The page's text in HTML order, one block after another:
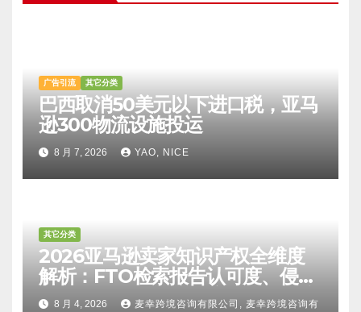
广告引流 其它分类
巴西取消50美元以下进口税，亚马
逊300物流设施投运
8 月 7, 2026 YAO, NICE
其它分类
2026亚马逊卖家知识产权全维度
解析：FTO检索报告认可度、侵权
比对区别、TRO应诉方法及服务商
8 月 4, 2026 麦幸跨境咨询有限公司, 麦幸跨境咨询有